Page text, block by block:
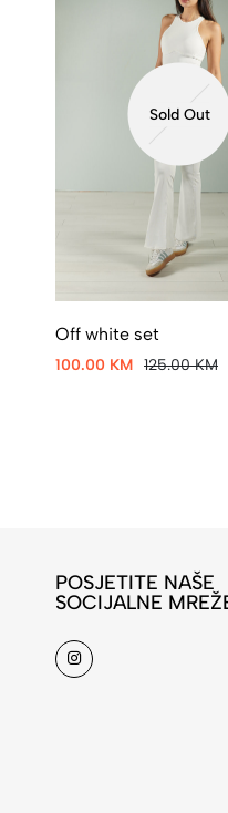
Sold Out
Off white set
100.00 KM 125.00 KM
POSJETITE NAŠE
SOCIJALNE